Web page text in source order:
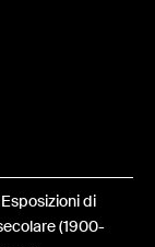
di
(1900-